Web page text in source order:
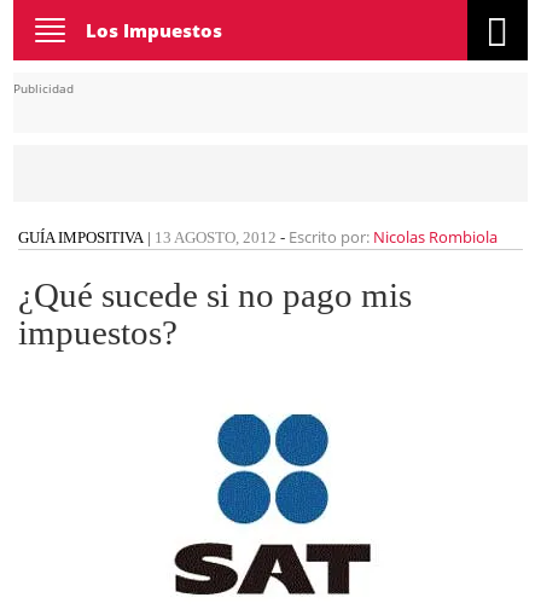
Toggle
navigation
Los Impuestos
Publicidad
GUÍA IMPOSITIVA| 13 AGOSTO, 2012 - Escrito por: Nicolas Rombiola
¿Qué sucede si no pago mis
impuestos?